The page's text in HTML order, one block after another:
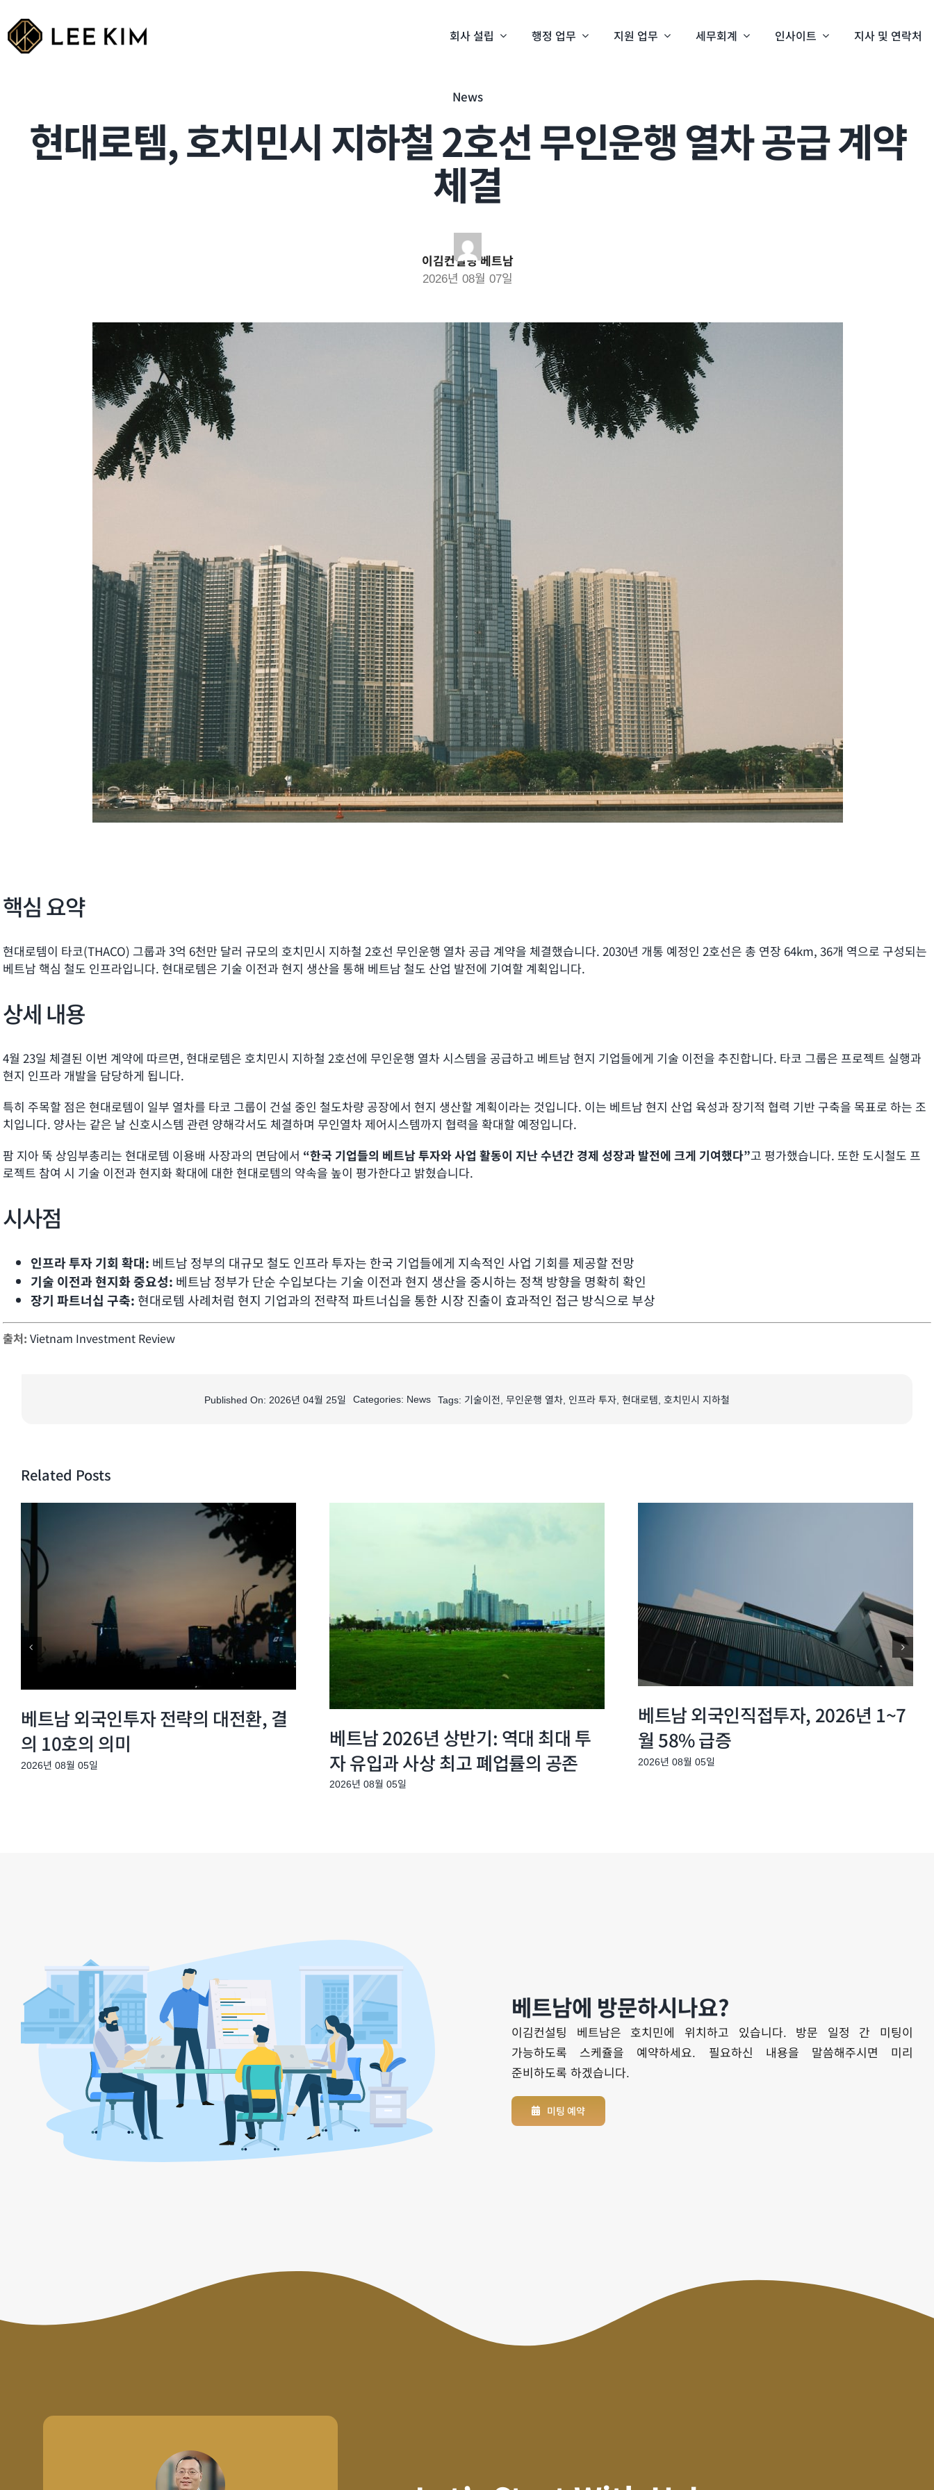
to
content
회사 설립 행정 업무 지원 업무 세무회계 인사이트 지사 및 연락처
News
현대로템, 호치민시 지하철 2호선 무인운행 열차 공급 계약
체결
이김컨설팅 베트남
2026년 08월 07일
핵심 요약
현대로템이 타코(THACO) 그룹과 3억 6천만 달러 규모의 호치민시 지하철 2호선 무인운행 열차 공급 계약을 체결했습니다. 2030년 개통 예정인 2호선은 총 연장 64km, 36개 역으로 구성되는
베트남 핵심 철도 인프라입니다. 현대로템은 기술 이전과 현지 생산을 통해 베트남 철도 산업 발전에 기여할 계획입니다.
상세 내용
4월 23일 체결된 이번 계약에 따르면, 현대로템은 호치민시 지하철 2호선에 무인운행 열차 시스템을 공급하고 베트남 현지 기업들에게 기술 이전을 추진합니다. 타코 그룹은 프로젝트 실행과
현지 인프라 개발을 담당하게 됩니다.
특히 주목할 점은 현대로템이 일부 열차를 타코 그룹이 건설 중인 철도차량 공장에서 현지 생산할 계획이라는 것입니다. 이는 베트남 현지 산업 육성과 장기적 협력 기반 구축을 목표로 하는 조
치입니다. 양사는 같은 날 신호시스템 관련 양해각서도 체결하며 무인열차 제어시스템까지 협력을 확대할 예정입니다.
팜 지아 뚝 상임부총리는 현대로템 이용배 사장과의 면담에서 “한국 기업들의 베트남 투자와 사업 활동이 지난 수년간 경제 성장과 발전에 크게 기여했다”고 평가했습니다. 또한 도시철도 프
로젝트 참여 시 기술 이전과 현지화 확대에 대한 현대로템의 약속을 높이 평가한다고 밝혔습니다.
시사점
인프라 투자 기회 확대: 베트남 정부의 대규모 철도 인프라 투자는 한국 기업들에게 지속적인 사업 기회를 제공할 전망
기술 이전과 현지화 중요성: 베트남 정부가 단순 수입보다는 기술 이전과 현지 생산을 중시하는 정책 방향을 명확히 확인
장기 파트너십 구축: 현대로템 사례처럼 현지 기업과의 전략적 파트너십을 통한 시장 진출이 효과적인 접근 방식으로 부상
출처: Vietnam Investment Review
Published On: 2026년 04월 25일 Categories: News Tags: 기술이전 무인운행 열차 인프라 투자 현대로템 호치민시 지하철
Related Posts
베트남 외국인투자 전략의 대전환, 결
의 10호의 의미
2026년 08월 05일
베트남 2026년 상반기: 역대 최대 투
자 유입과 사상 최고 폐업률의 공존
2026년 08월 05일
베트남 외국인직접투자, 2026년 1~7
월 58% 급증
2026년 08월 05일
베트남에 방문하시나요?
이김컨설팅 베트남은 호치민에 위치하고 있습니다. 방문 일정 간 미팅이
가능하도록 스케쥴을 예약하세요. 필요하신 내용을 말씀해주시면 미리
준비하도록 하겠습니다.
미팅 예약